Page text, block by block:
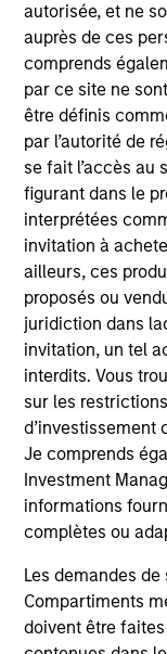
autorisée, et ne
auprès de ces
comprends
par ce site ne
être définis
par l’autorité de
se fait l’accès au
figurant dans le
interprétées
invitation à
ailleurs, ces
proposés ou
juridiction dans
invitation, un tel
interdits. Vous
sur les
d’investissement
Je comprends
Investment
informations
complètes ou
Les demandes
Compartiments
doivent être
As of July 25,
and educational
the investment
(for realized
current holdings).
are the property of
on this website
otherwise
links shown here,
third party site. We
only as a
not and does not
investigation,
information
shall we be
the site or your
Morgan Stanley